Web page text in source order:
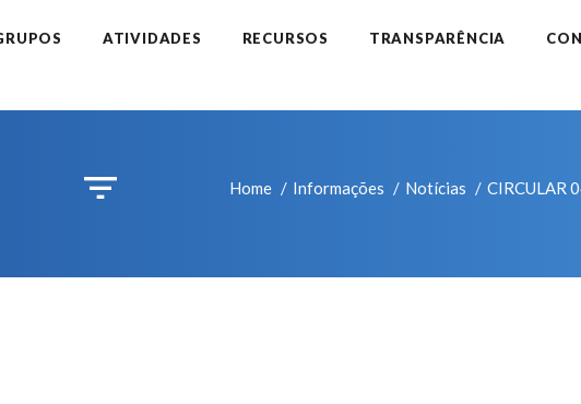
ATIVIDADES RECURSOS TRANSPARÊNCIA
Home Informações Notícias CIRCULAR